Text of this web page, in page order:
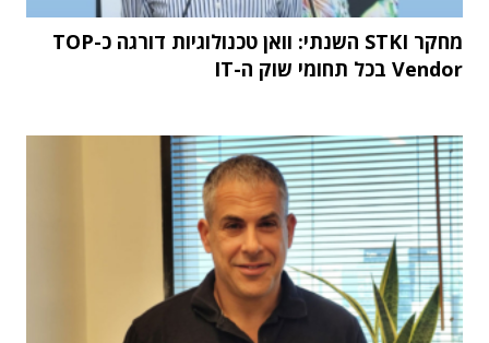
מחקר STKI השנתי: וואן טכנולוגיות דורגה כ-TOP
Vendor בכל תחומי שוק ה-IT